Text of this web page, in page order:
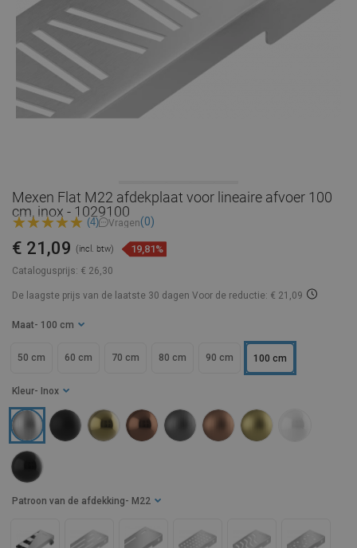
Mexen Flat M22 afdekplaat voor lineaire afvoer 100
cm, inox - 1029100
(4) Vragen(0)
Catalogusprijs: € 26,30
€ 21,09 (incl. btw) 19,81%
De laagste prijs van de laatste 30 dagen Voor de reductie: € 21,09
Maat - 100 cm
50 cm 60 cm 70 cm 80 cm 90 cm 100 cm
Kleur - Inox
Patroon van de afdekking - M22